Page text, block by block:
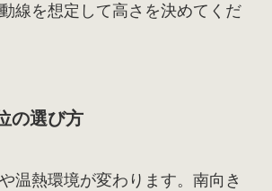
線を想定して高さを決めてくだ
の選び方
温熱環境が変わります。南向き